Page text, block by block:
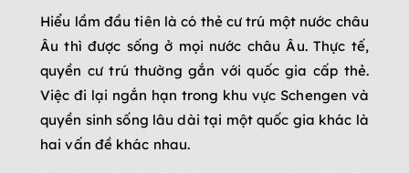
Hiểu lầm đầu tiên là có thẻ cư trú một nước châu
Âu thì được sống ở mọi nước châu Âu. Thực tế,
quyền cư trú thường gắn với quốc gia cấp thẻ.
Việc đi lại ngắn hạn trong khu vực Schengen và
quyền sinh sống lâu dài tại một quốc gia khác là
hai vấn đề khác nhau.